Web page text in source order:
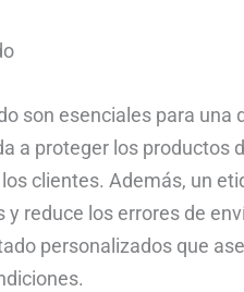
son esenciales para una
a proteger los productos
clientes. Además, un
reduce los errores de
personalizados que